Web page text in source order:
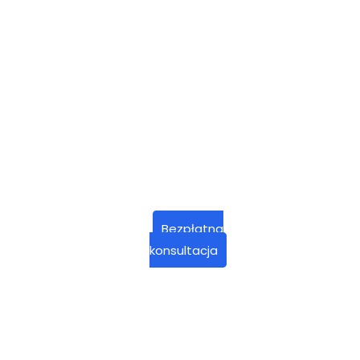
Bezpłatna
konsultacja